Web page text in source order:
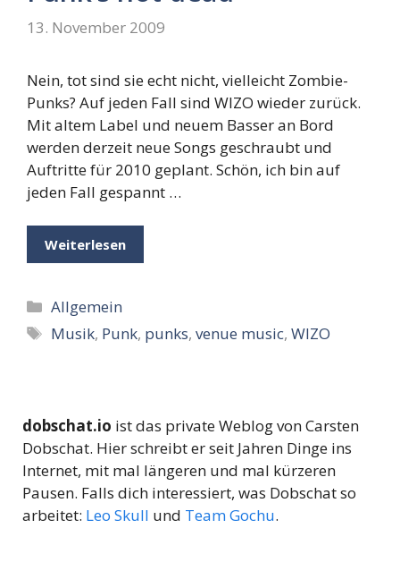
13. November 2009
Nein, tot sind sie echt nicht, vielleicht Zombie-
Punks? Auf jeden Fall sind WIZO wieder zurück.
Mit altem Label und neuem Basser an Bord
werden derzeit neue Songs geschraubt und
Auftritte für 2010 geplant. Schön, ich bin auf
jeden Fall gespannt …
Weiterlesen
Kategorien
Allgemein
Schlagwörter
Musik, Punk, punks,venue music,WIZO
dobschat.io ist das private Weblog von Carsten
Dobschat. Hier schreibt er seit Jahren Dinge ins
Internet, mit mal längeren und mal kürzeren
Pausen. Falls dich interessiert, was Dobschat so
arbeitet: Leo Skull und Team Gochu.